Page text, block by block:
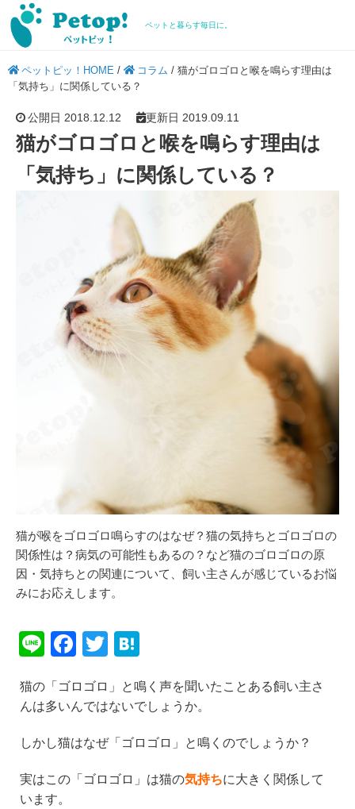
ペットと暮らす毎日に。
ペットピッ！HOME / コラム / 猫がゴロゴロと喉を鳴らす理由は
「気持ち」に関係している？
公開日 2018.12.12 更新日 2019.09.11
猫がゴロゴロと喉を鳴らす理由は
「気持ち」に関係している？
猫が喉をゴロゴロ鳴らすのはなぜ？猫の気持ちとゴロゴロの
関係性は？病気の可能性もあるの？など猫のゴロゴロの原
因・気持ちとの関連について、飼い主さんが感じているお悩
みにお応えします。
Li
e
F
c
e
b
o
T
tt
er
e
n
a
猫の「ゴロゴロ」と鳴く声を聞いたことある飼い主さ
んは多いんではないでしょうか。
しかし猫はなぜ「ゴロゴロ」と鳴くのでしょうか？
実はこの「ゴロゴロ」は猫の気持ちに大きく関係して
います。